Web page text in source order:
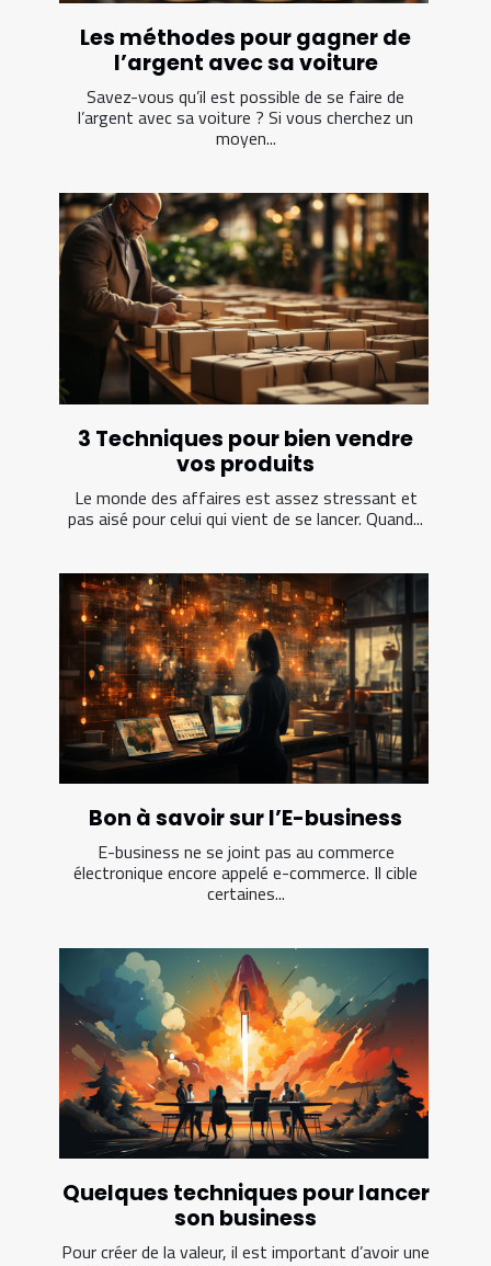
Les méthodes pour gagner de
l’argent avec sa voiture
Savez-vous qu’il est possible de se faire de
l’argent avec sa voiture ? Si vous cherchez un
moyen...
3 Techniques pour bien vendre
vos produits
Le monde des affaires est assez stressant et
pas aisé pour celui qui vient de se lancer. Quand...
Bon à savoir sur l’E-business
E-business ne se joint pas au commerce
électronique encore appelé e-commerce. Il cible
certaines...
Quelques techniques pour lancer
son business
Pour créer de la valeur, il est important d’avoir une